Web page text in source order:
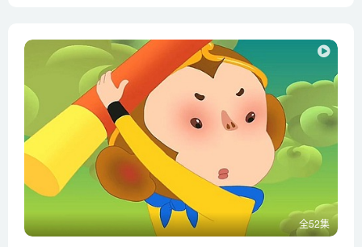
全52集